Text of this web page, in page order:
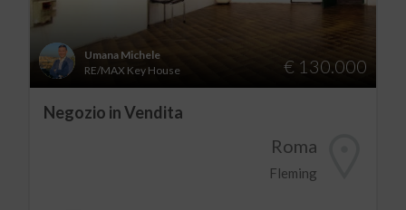
Umana Michele
RE/MAX Key House
€ 130.000
Negozio in Vendita
Roma
Fleming